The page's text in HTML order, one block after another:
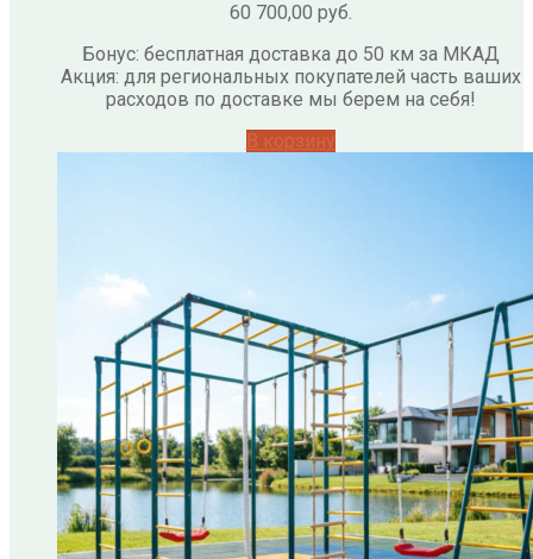
60 700,00 руб.
Бонус: бесплатная доставка до 50 км за МКАД
Акция: для региональных покупателей часть ваших
расходов по доставке мы берем на себя!